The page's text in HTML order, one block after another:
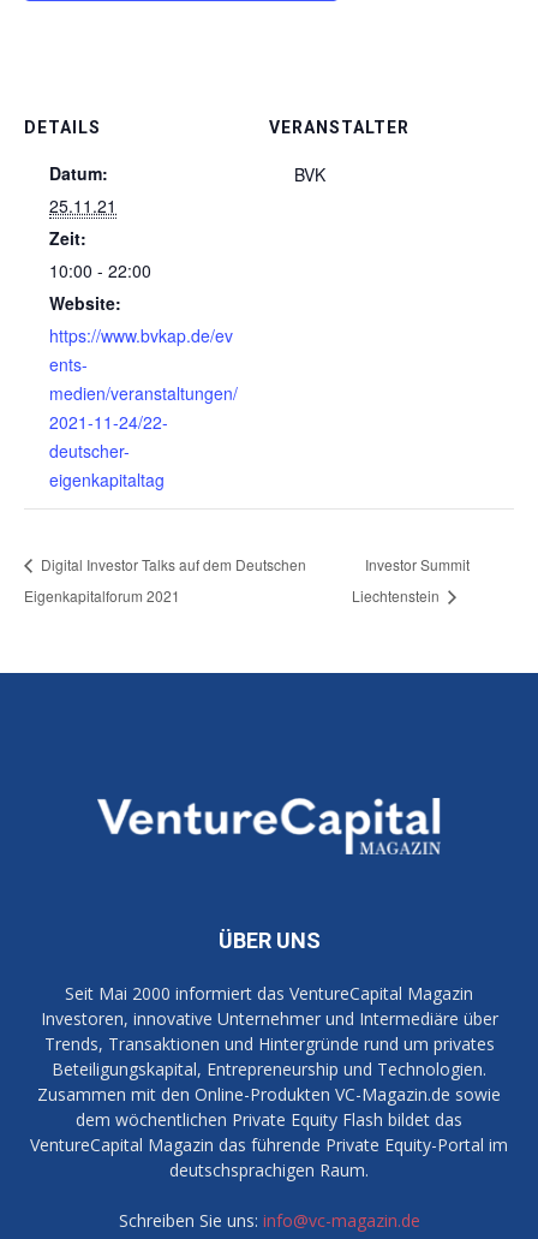
DETAILS
Datum:
25.11.21
Zeit:
10:00 - 22:00
Website:
https://www.bvkap.de/ev
ents-
medien/veranstaltungen/
2021-11-24/22-
deutscher-
eigenkapitaltag
VERANSTALTER
BVK
Digital Investor Talks auf dem Deutschen
Eigenkapitalforum 2021
Investor Summit
Liechtenstein
ÜBER UNS
Seit Mai 2000 informiert das VentureCapital Magazin
Investoren, innovative Unternehmer und Intermediäre über
Trends, Transaktionen und Hintergründe rund um privates
Beteiligungskapital, Entrepreneurship und Technologien.
Zusammen mit den Online-Produkten VC-Magazin.de sowie
dem wöchentlichen Private Equity Flash bildet das
VentureCapital Magazin das führende Private Equity-Portal im
deutschsprachigen Raum.
Schreiben Sie uns: info@vc-magazin.de